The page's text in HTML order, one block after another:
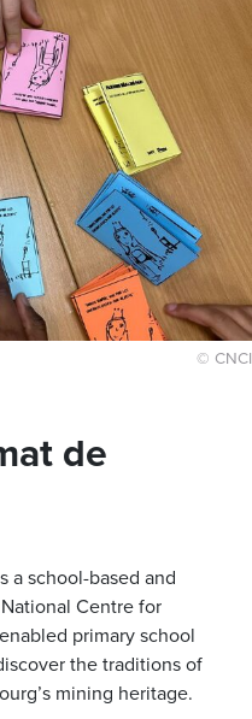
© CNCI
de
a school-based and
Centre for
primary school
the traditions of
mining heritage.